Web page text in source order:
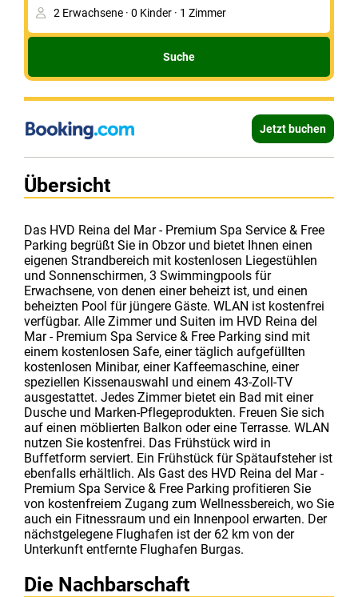
Suche
Jetzt buchen
Übersicht
Das HVD Reina del Mar - Premium Spa Service & Free
Parking begrüßt Sie in Obzor und bietet Ihnen einen
eigenen Strandbereich mit kostenlosen Liegestühlen
und Sonnenschirmen, 3 Swimmingpools für
Erwachsene, von denen einer beheizt ist, und einen
beheizten Pool für jüngere Gäste. WLAN ist kostenfrei
verfügbar. Alle Zimmer und Suiten im HVD Reina del
Mar - Premium Spa Service & Free Parking sind mit
einem kostenlosen Safe, einer täglich aufgefüllten
kostenlosen Minibar, einer Kaffeemaschine, einer
speziellen Kissenauswahl und einem 43-Zoll-TV
ausgestattet. Jedes Zimmer bietet ein Bad mit einer
Dusche und Marken-Pflegeprodukten. Freuen Sie sich
auf einen möblierten Balkon oder eine Terrasse. WLAN
nutzen Sie kostenfrei. Das Frühstück wird in
Buffetform serviert. Ein Frühstück für Spätaufsteher ist
ebenfalls erhältlich. Als Gast des HVD Reina del Mar -
Premium Spa Service & Free Parking profitieren Sie
von kostenfreiem Zugang zum Wellnessbereich, wo Sie
auch ein Fitnessraum und ein Innenpool erwarten. Der
nächstgelegene Flughafen ist der 62 km von der
Unterkunft entfernte Flughafen Burgas.
Die Nachbarschaft